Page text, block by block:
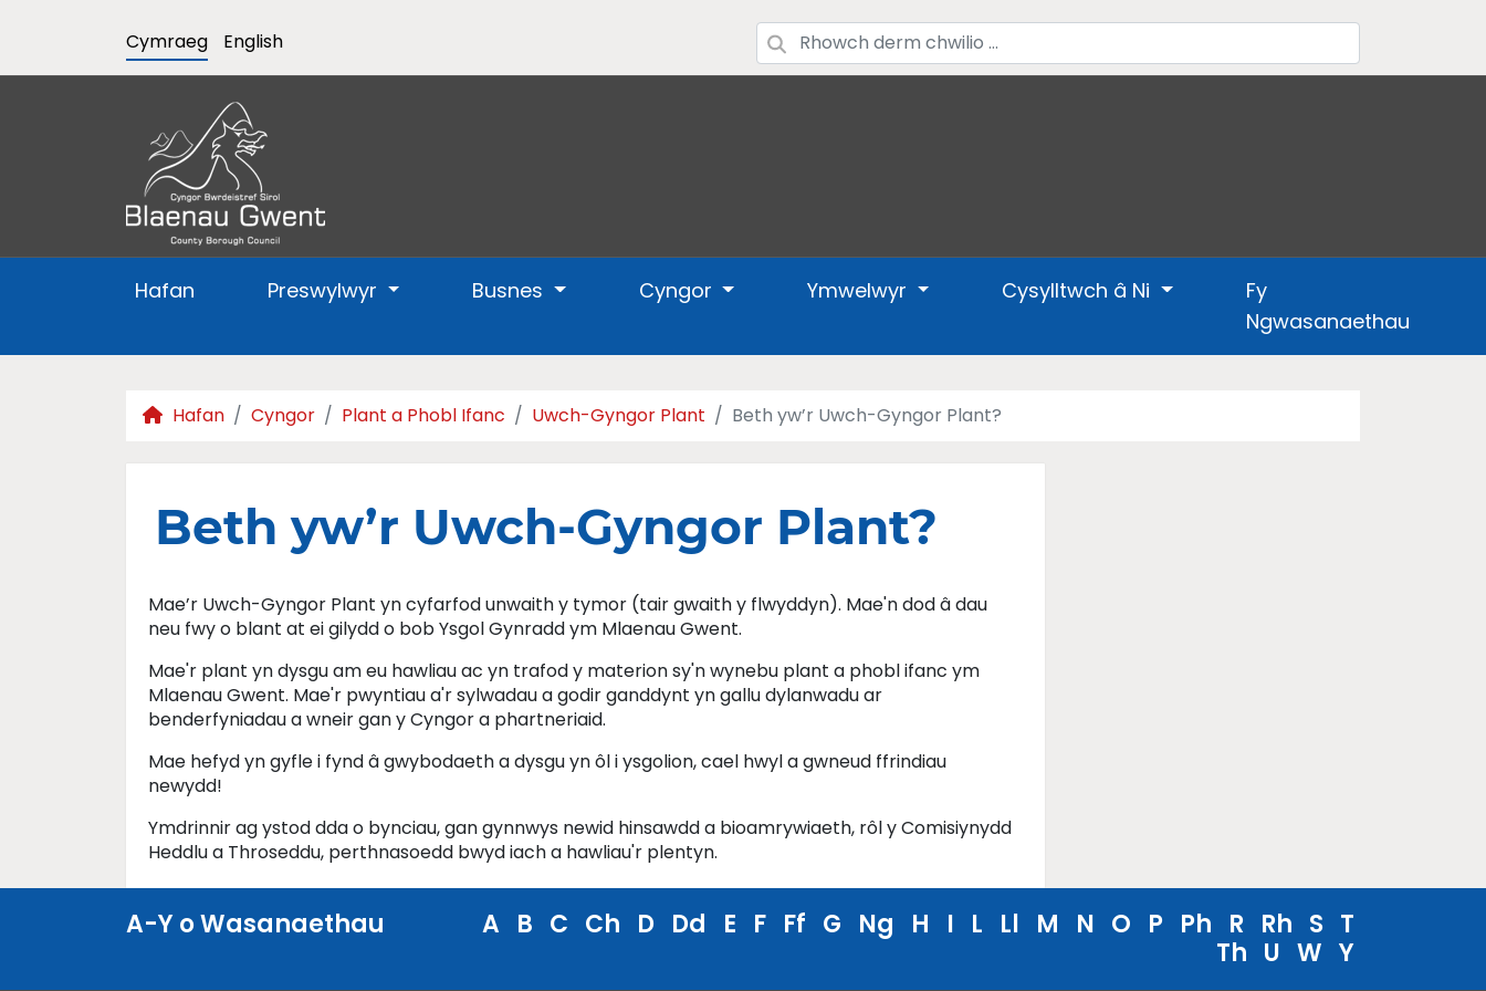
Cymraeg English
Hafan Preswylwyr Busnes Cyngor Ymwelwyr Cysylltwch â Ni
Fy
Ngwasanaethau
Hafan Cyngor Plant a Phobl Ifanc Uwch-Gyngor Plant Beth yw’r Uwch-Gyngor Plant?
Beth yw’r Uwch-Gyngor Plant?
Mae’r Uwch-Gyngor Plant yn cyfarfod unwaith y tymor (tair gwaith y flwyddyn). Mae'n dod â dau
neu fwy o blant at ei gilydd o bob Ysgol Gynradd ym Mlaenau Gwent.
Mae'r plant yn dysgu am eu hawliau ac yn trafod y materion sy'n wynebu plant a phobl ifanc ym
Mlaenau Gwent. Mae'r pwyntiau a'r sylwadau a godir ganddynt yn gallu dylanwadu ar
benderfyniadau a wneir gan y Cyngor a phartneriaid.
Mae hefyd yn gyfle i fynd â gwybodaeth a dysgu yn ôl i ysgolion, cael hwyl a gwneud ffrindiau
newydd!
Ymdrinnir ag ystod dda o bynciau, gan gynnwys newid hinsawdd a bioamrywiaeth, rôl y Comisiynydd
Heddlu a Throseddu, perthnasoedd bwyd iach a hawliau'r plentyn.
A-Y o Wasanaethau A B C Ch D Dd E F Ff G Ng H I L Ll M N O P Ph R Rh S T
Th U W Y